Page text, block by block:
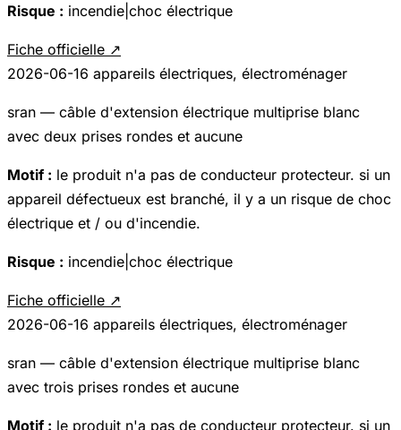
Risque : incendie|choc électrique
Fiche officielle ↗
2026-06-16 appareils électriques, électroménager
sran — câble d'extension électrique multiprise blanc
avec deux prises rondes et aucune
Motif : le produit n'a pas de conducteur protecteur. si un
appareil défectueux est branché, il y a un risque de choc
électrique et / ou d'incendie.
Risque : incendie|choc électrique
Fiche officielle ↗
2026-06-16 appareils électriques, électroménager
sran — câble d'extension électrique multiprise blanc
avec trois prises rondes et aucune
Motif : le produit n'a pas de conducteur protecteur. si un